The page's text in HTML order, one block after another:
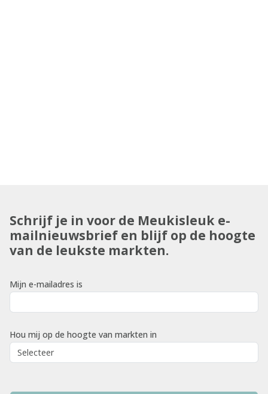
Schrijf je in voor de Meukisleuk e-
mailnieuwsbrief en blijf op de hoogte
van de leukste markten.
Mijn e-mailadres is
Hou mij op de hoogte van markten in